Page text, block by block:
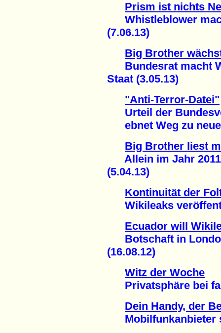
Prism ist nichts
Whistleblower
(7.06.13)
Big Brother
Bundesrat macht
Staat (3.05.13)
"Anti-Terror-Datei"
Urteil der
ebnet Weg zu
Big Brother liest
Allein im Jahr
(5.04.13)
Kontinuität der
Wikileaks
Ecuador will
Botschaft in
(16.08.12)
Witz der Woche
Privatsphäre bei
Dein Handy, der
Mobilfunkanbieter